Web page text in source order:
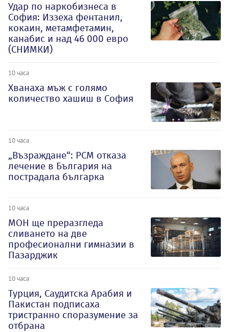
Удар по наркобизнеса в
София: Иззеха фентанил,
кокаин, метамфетамин,
канабис и над 46 000 евро
(СНИМКИ)
10 часа
Хванаха мъж с голямо
количество хашиш в София
10 часа
„Възраждане“: РСМ отказа
лечение в България на
пострадала българка
10 часа
МОН ще преразгледа
сливането на две
професионални гимназии в
Пазарджик
10 часа
Турция, Саудитска Арабия и
Пакистан подписаха
тристранно споразумение за
отбрана